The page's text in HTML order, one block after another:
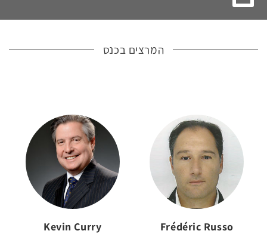
המרצים בכנס
Frédéric Russo
Kevin Curry